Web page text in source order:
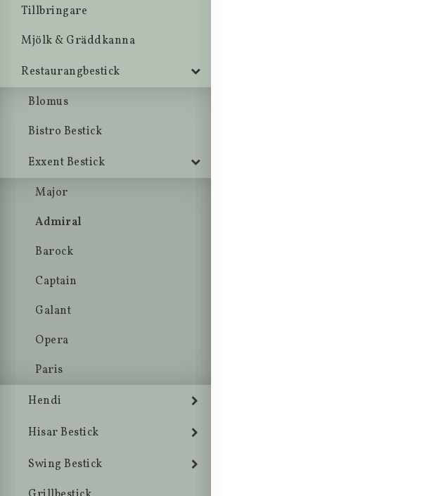
Tillbringare
Mjölk & Gräddkanna
Restaurangbestick
Blomus
Bistro Bestick
Exxent Bestick
Major
Admiral
Barock
Captain
Galant
Opera
Paris
Hendi
Hisar Bestick
Swing Bestick